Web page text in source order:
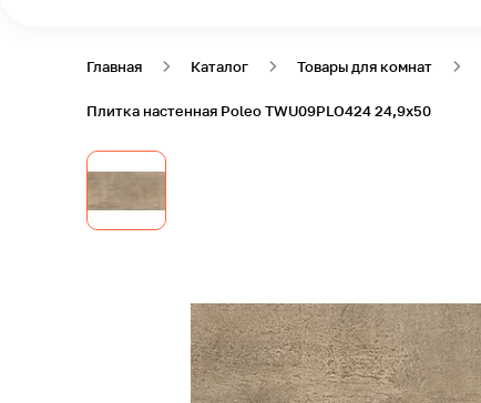
Главная Каталог Товары для комнат
Плитка настенная Poleo TWU09PLO424 24,9х50